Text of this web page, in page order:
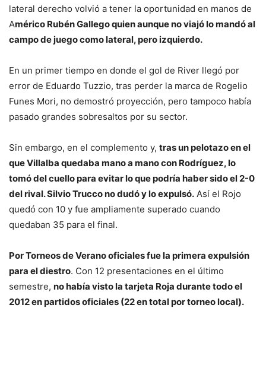
lateral derecho volvió a tener la oportunidad en manos de
Américo Rubén Gallego quien aunque no viajó lo mandó al
campo de juego como lateral, pero izquierdo.
En un primer tiempo en donde el gol de River llegó por
error de Eduardo Tuzzio, tras perder la marca de Rogelio
Funes Mori, no demostró proyección, pero tampoco había
pasado grandes sobresaltos por su sector.
Sin embargo, en el complemento y, tras un pelotazo en el
que Villalba quedaba mano a mano con Rodríguez, lo
tomó del cuello para evitar lo que podría haber sido el 2-0
del rival. Silvio Trucco no dudó y lo expulsó. Así el Rojo
quedó con 10 y fue ampliamente superado cuando
quedaban 35 para el final.
Por Torneos de Verano oficiales fue la primera expulsión
para el diestro. Con 12 presentaciones en el último
semestre, no había visto la tarjeta Roja durante todo el
2012 en partidos oficiales (22 en total por torneo local).